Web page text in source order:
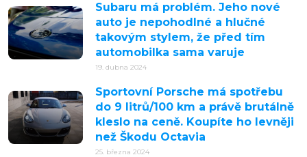
Subaru má problém. Jeho nové
auto je nepohodlné a hlučné
takovým stylem, že před tím
automobilka sama varuje
19. dubna 2024
Sportovní Porsche má spotřebu
do 9 litrů/100 km a právě brutálně
kleslo na ceně. Koupíte ho levněji
než Škodu Octavia
25. března 2024